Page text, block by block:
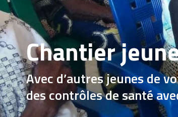
Chantier
Avec d’autres jeunes de
des contrôles de santé